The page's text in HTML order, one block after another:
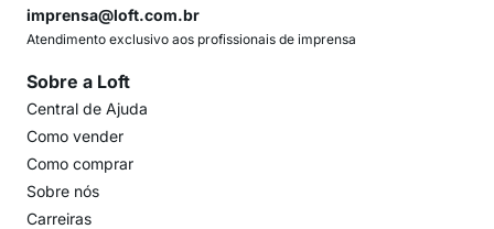
imprensa@loft.com.br
Atendimento exclusivo aos profissionais de imprensa
Sobre a Loft
Central de Ajuda
Como vender
Como comprar
Sobre nós
Carreiras